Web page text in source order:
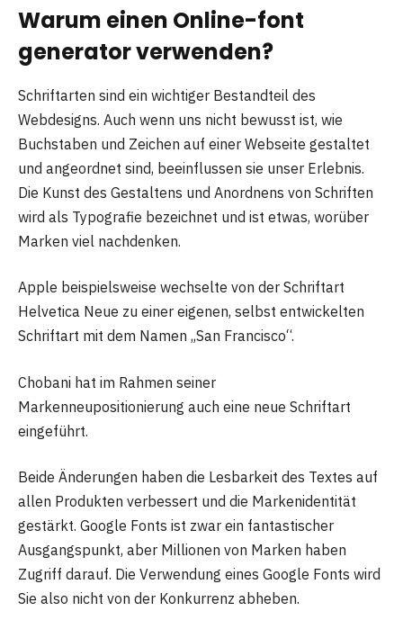
Warum einen Online-font
generatorverwenden?
Schriftarten sind ein wichtiger Bestandteil des
Webdesigns. Auch wenn uns nicht bewusst ist, wie
Buchstaben und Zeichen auf einer Webseite gestaltet
und angeordnet sind, beeinflussen sie unser Erlebnis.
Die Kunst des Gestaltens und Anordnens von Schriften
wird als Typografie bezeichnet und ist etwas, worüber
Marken viel nachdenken.
Apple beispielsweise wechselte von der Schriftart
Helvetica Neue zu einer eigenen, selbst entwickelten
Schriftart mit dem Namen „San Francisco“.
Chobani hat im Rahmen seiner
Markenneupositionierung auch eine neue Schriftart
eingeführt.
Beide Änderungen haben die Lesbarkeit des Textes auf
allen Produkten verbessert und die Markenidentität
gestärkt. Google Fonts ist zwar ein fantastischer
Ausgangspunkt, aber Millionen von Marken haben
Zugriff darauf. Die Verwendung eines Google Fonts wird
Sie also nicht von der Konkurrenz abheben.